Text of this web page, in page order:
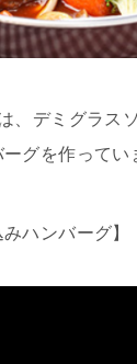
、デミグラス
グを作ってい
ハンバーグ】